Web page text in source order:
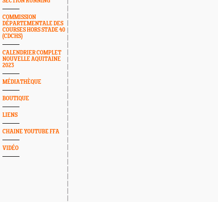
COMMISSION
DÉPARTEMENTALE DES
COURSES HORS STADE 40
(CDCHS)
CALENDRIER COMPLET
NOUVELLE AQUITAINE
2023
MÉDIATHÈQUE
BOUTIQUE
LIENS
CHAINE YOUTUBE FFA
VIDÉO